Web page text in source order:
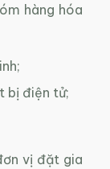
hàng hóa
bị điện tử;
vị đặt gia